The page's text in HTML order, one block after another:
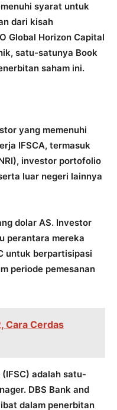
syarat untuk
dari kisah
Global Horizon Capital
satu-satunya Book
saham ini.
yang memenuhi
IFSCA, termasuk
investor portofolio
luar negeri lainnya
dolar AS. Investor
perantara mereka
untuk berpartisipasi
periode pemesanan
Cara Cerdas
adalah satu-
DBS Bank and
dalam penerbitan